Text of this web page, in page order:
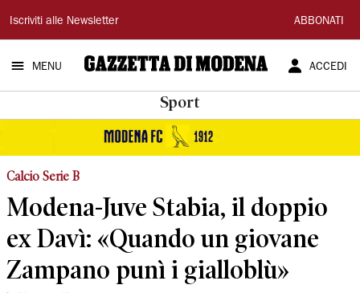
Gazzetta
di
Modena
Iscriviti alle Newsletter ABBONATI
MENU ACCEDI
Sport
Calcio Serie B
Modena-Juve Stabia, il doppio
ex Davì: «Quando un giovane
Zampano punì i gialloblù»